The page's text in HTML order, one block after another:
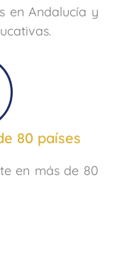
en Andalucía y
80 países
en más de 80